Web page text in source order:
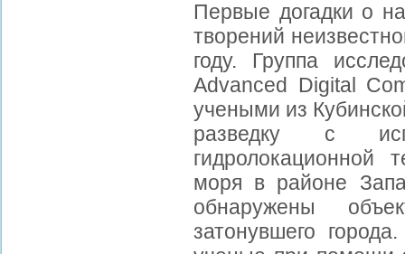
Первые догадки о
творений
году. Группа
Advanced Digital
учеными из
разведку с
гидролокационной
моря в районе
обнаружены
затонувшего